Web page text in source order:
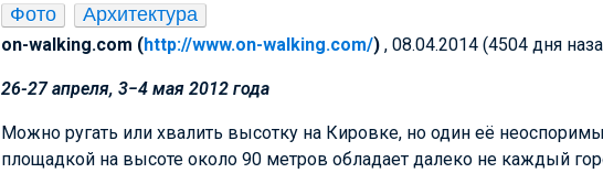
Фото
Архитектура
on-walking.com (http://www.on-walking.com/) , 08.04.2014 (4504 дня
26­-27 апреля, 3−4 мая 2012 года
Можно ругать или хвалить высотку на Кировке, но один её
площадкой на высоте около 90 метров обладает далеко не каждый